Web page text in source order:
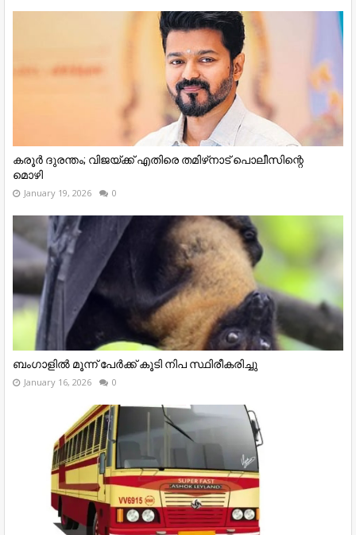
കരൂര്‍ ദുരന്തം; വിജയ്ക്ക് എതിരെ തമിഴ്‌നാട് പൊലീസിന്റെ
മൊഴി
January 19, 2026 0
ബംഗാളില്‍ മൂന്ന് പേര്‍ക്ക് കൂടി നിപ സ്ഥിരീകരിച്ചു
January 16, 2026 0